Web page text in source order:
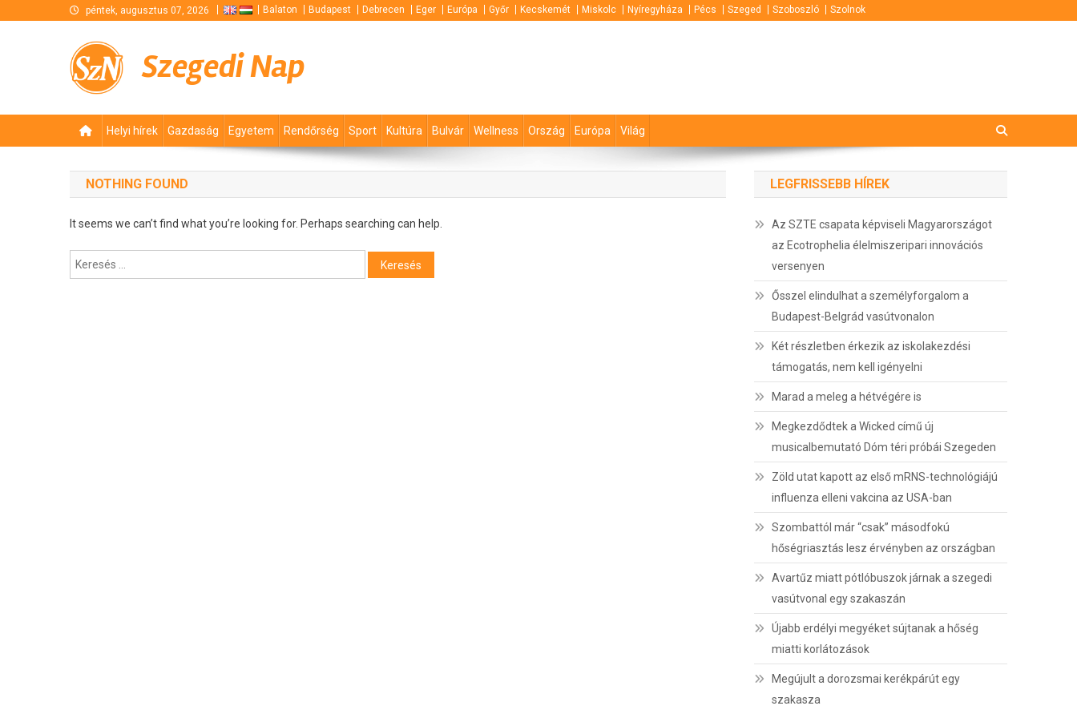
péntek, augusztus 07, 2026 Balaton Budapest Debrecen Eger Európa Győr Kecskemét Miskolc Nyíregyháza Pécs Szeged Szoboszló Szolnok
Szegedi Nap
Helyi hírek Gazdaság Egyetem Rendőrség Sport Kultúra Bulvár Wellness Ország Európa Világ
NOTHING FOUND
It seems we can’t find what you’re looking for. Perhaps searching can help.
Keresés:
LEGFRISSEBB HÍREK
Az SZTE csapata képviseli Magyarországot
az Ecotrophelia élelmiszeripari innovációs
versenyen
Ősszel elindulhat a személyforgalom a
Budapest-Belgrád vasútvonalon
Két részletben érkezik az iskolakezdési
támogatás, nem kell igényelni
Marad a meleg a hétvégére is
Megkezdődtek a Wicked című új
musicalbemutató Dóm téri próbái Szegeden
Zöld utat kapott az első mRNS-technológiájú
influenza elleni vakcina az USA-ban
Szombattól már “csak” másodfokú
hőségriasztás lesz érvényben az országban
Avartűz miatt pótlóbuszok járnak a szegedi
vasútvonal egy szakaszán
Újabb erdélyi megyéket sújtanak a hőség
miatti korlátozások
Megújult a dorozsmai kerékpárút egy
szakasza